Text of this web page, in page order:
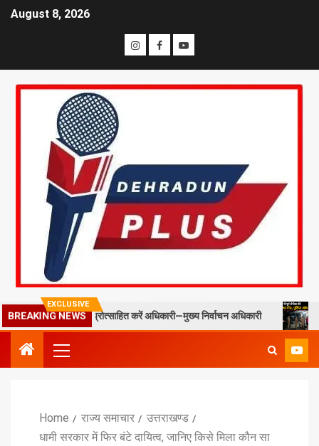
August 8, 2026
EXCLUSIVE
BREAKING NEWS
स्टाफ को प्रोत्साहित करें अधिकारी—मुख्य निर्वाचन अधिकारी मसूरी में
Home राज्य समाचार
उत्तराखण्ड
धामी सरकार में फिर बंटे दायित्व, जानिए किसे मिला कौन सा